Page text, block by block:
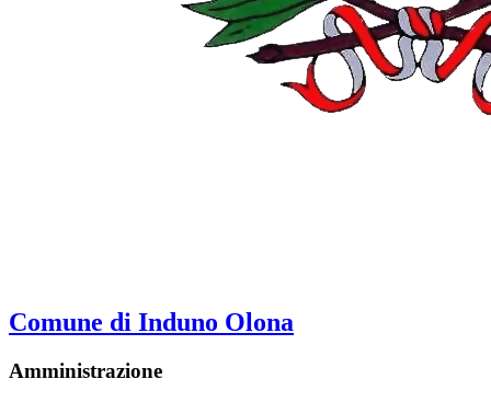
Comune di Induno Olona
Amministrazione